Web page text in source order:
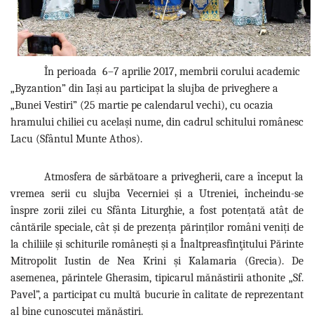
În perioada 6–7 aprilie 2017, membrii corului academic
„Byzantion” din Iași au participat la slujba de priveghere a
„Bunei Vestiri” (25 martie pe calendarul vechi), cu ocazia
hramului chiliei cu același nume, din cadrul schitului românesc
Lacu (Sfântul Munte Athos).
Atmosfera de sărbătoare a privegherii, care a început la
vremea serii cu slujba Vecerniei și a Utreniei, încheindu-se
înspre zorii zilei cu Sfânta Liturghie, a fost potențată atât de
cântările speciale, cât și de prezența părinților români veniți de
la chiliile și schiturile românești și a Înaltpreasfinţitului Părinte
Mitropolit Iustin de Nea Krini și Kalamaria (Grecia). De
asemenea, părintele Gherasim, tipicarul mănăstirii athonite „Sf.
Pavel”, a participat cu multă bucurie în calitate de reprezentant
al bine cunoscutei mănăstiri.